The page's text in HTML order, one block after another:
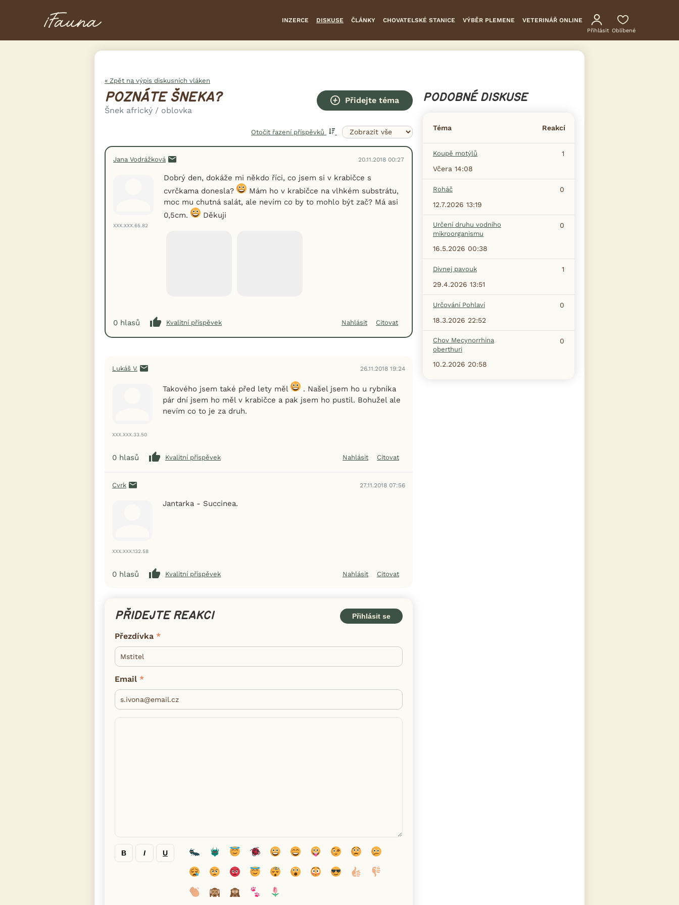
INZERCE DISKUSE ČLÁNKY CHOVATELSKÉ STANICE VÝBĚR PLEMENE VETERINÁŘ ONLINE
Přihlásit Oblíbené
« Zpět na výpis diskusních vláken
POZNÁTE ŠNEKA?
Šnek africký / oblovka
Přidejte téma
Otočit řazení příspěvků
Jana Vodrážková 20.11.2018 00:27
XXX.XXX.65.82
Dobrý den, dokáže mi někdo říci, co jsem si v krabičce s
cvrčkama donesla?
Mám ho v krabičce na vlhkém substrátu,
moc mu chutná salát, ale nevím co by to mohlo být zač? Má asi
0,5cm.
Děkuji
0 hlasů Kvalitní příspěvek Nahlásit Citovat
Lukáš V. 26.11.2018 19:24
XXX.XXX.33.50
Takového jsem také před lety měl
. Našel jsem ho u rybníka
pár dní jsem ho měl v krabičce a pak jsem ho pustil. Bohužel ale
nevím co to je za druh.
0 hlasů Kvalitní příspěvek Nahlásit Citovat
Cvrk 27.11.2018 07:56
XXX.XXX.132.58
Jantarka - Succinea.
0 hlasů Kvalitní příspěvek Nahlásit Citovat
PŘIDEJTE REAKCI Přihlásit se
Přezdívka
Email
B I U
PODOBNÉ DISKUSE
Téma Reakcí
Koupě motýlů
1
Včera 14:08
Roháč
0
12.7.2026 13:19
Určení druhu vodního
mikroorganismu
0
16.5.2026 00:38
Divnej pavouk
1
29.4.2026 13:51
Určování Pohlaví
0
18.3.2026 22:52
Chov Mecynorrhina
oberthuri
0
10.2.2026 20:58